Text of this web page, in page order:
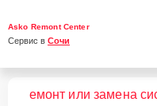
Asko Remont Center
Сервис в Сочи
Ремонт или замена